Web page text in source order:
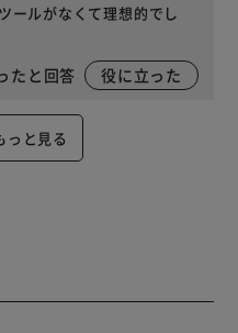
ールがなくて理想的でし
たと回答 役に立った
っと見る